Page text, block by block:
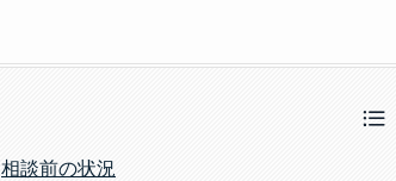
相談前の状況